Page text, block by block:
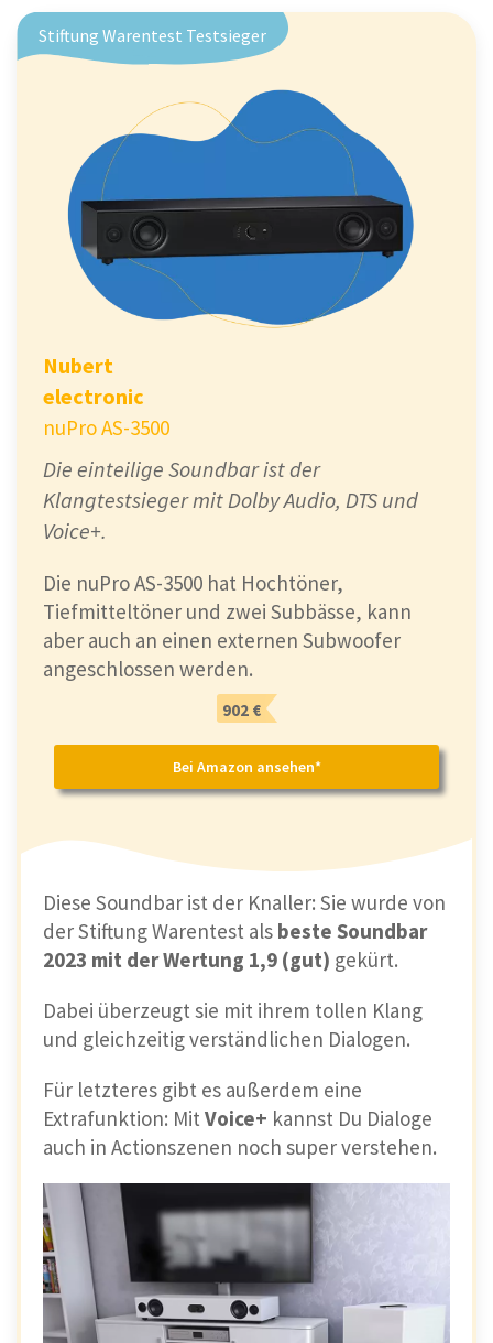
Stiftung Warentest Testsieger
Nubert
electronic
nuPro AS-3500
Die einteilige Soundbar ist der
Klangtestsieger mit Dolby Audio, DTS und
Voice+.
Die nuPro AS-3500 hat Hochtöner,
Tiefmitteltöner und zwei Subbässe, kann
aber auch an einen externen Subwoofer
angeschlossen werden.
902 €
Bei Amazon ansehen*
Diese Soundbar ist der Knaller: Sie wurde von
der Stiftung Warentest als beste Soundbar
2023 mit der Wertung 1,9 (gut) gekürt.
Dabei überzeugt sie mit ihrem tollen Klang
und gleichzeitig verständlichen Dialogen.
Für letzteres gibt es außerdem eine
Extrafunktion: Mit Voice+ kannst Du Dialoge
auch in Actionszenen noch super verstehen.